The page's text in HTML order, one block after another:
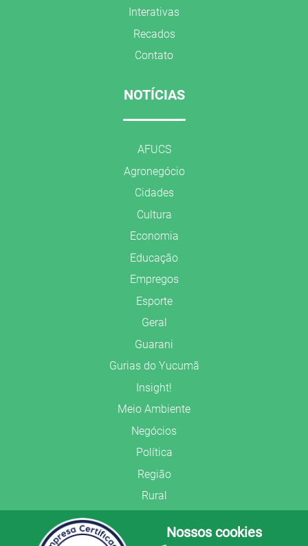
Interativas
Recados
Contato
NOTÍCIAS
AFUCS
Agronegócio
Cidades
Cultura
Economia
Educação
Empregos
Esporte
Geral
Guarani
Gurias do Yucumã
Insight!
Meio Ambiente
Negócios
Política
Região
Rural
Segurança PúblicaNossos cookies